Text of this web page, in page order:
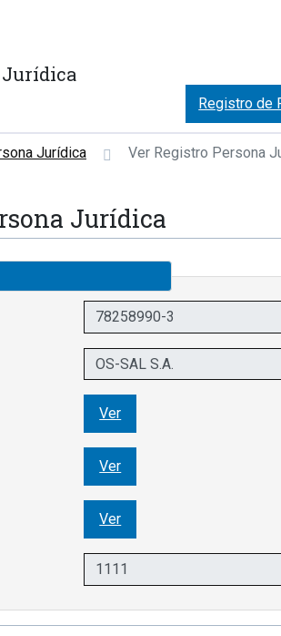
Jurídica
Registro de
Jurídica Ver Registro Persona
Jurídica
Ver
Ver
Ver